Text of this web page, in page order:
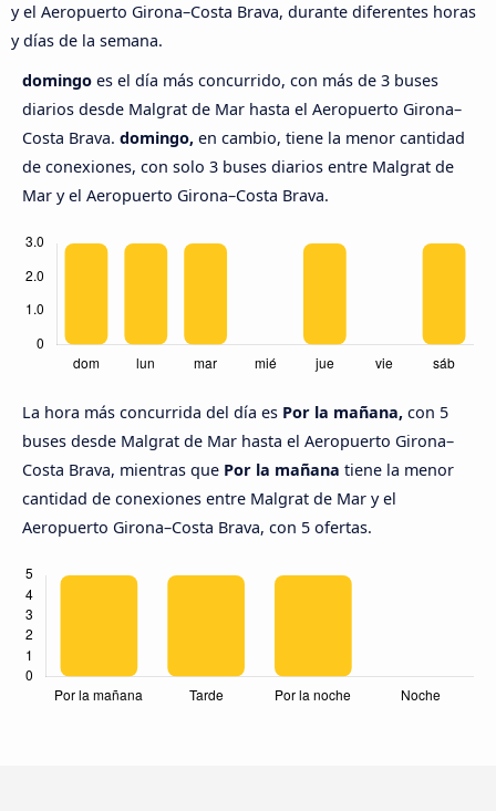
y el Aeropuerto Girona–Costa Brava, durante diferentes horas
y días de la semana.
domingo es el día más concurrido, con más de 3 buses
diarios desde Malgrat de Mar hasta el Aeropuerto Girona–
Costa Brava. domingo, en cambio, tiene la menor cantidad
de conexiones, con solo 3 buses diarios entre Malgrat de
Mar y el Aeropuerto Girona–Costa Brava.
La hora más concurrida del día es Por la mañana, con 5
buses desde Malgrat de Mar hasta el Aeropuerto Girona–
Costa Brava, mientras que Por la mañana tiene la menor
cantidad de conexiones entre Malgrat de Mar y el
Aeropuerto Girona–Costa Brava, con 5 ofertas.